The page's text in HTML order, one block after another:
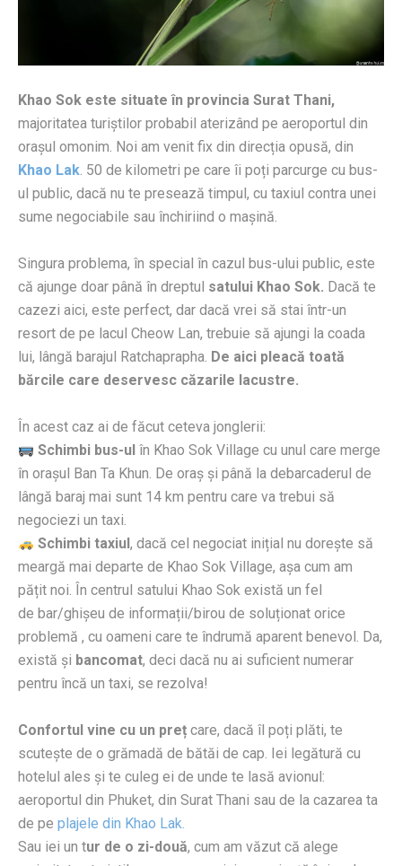
Khao Sok este situate în provincia Surat Thani,
majoritatea turiștilor probabil aterizând pe aeroportul din
orașul omonim. Noi am venit fix din direcția opusă, din
Khao Lak. 50 de kilometri pe care îi poți parcurge cu bus-
ul public, dacă nu te presează timpul, cu taxiul contra unei
sume negociabile sau închiriind o mașină.
Singura problema, în special în cazul bus-ului public, este
că ajunge doar până în dreptul satului Khao Sok. Dacă te
cazezi aici, este perfect, dar dacă vrei să stai într-un
resort de pe lacul Cheow Lan, trebuie să ajungi la coada
lui, lângă barajul Ratchaprapha. De aici pleacă toată
bărcile care deservesc căzarile lacustre.
În acest caz ai de făcut ceteva jonglerii:
Schimbi bus-ul în Khao Sok Village cu unul care merge
în orașul Ban Ta Khun. De oraș și până la debarcaderul de
lângă baraj mai sunt 14 km pentru care va trebui să
negociezi un taxi.
Schimbi taxiul, dacă cel negociat inițial nu dorește să
meargă mai departe de Khao Sok Village, așa cum am
pățit noi. În centrul satului Khao Sok există un fel
de bar/ghișeu de informații/birou de soluționat orice
problemă , cu oameni care te îndrumă aparent benevol. Da,
există și bancomat, deci dacă nu ai suficient numerar
pentru încă un taxi, se rezolva!
Confortul vine cu un preț care, dacă îl poți plăti, te
scutește de o grămadă de bătăi de cap. Iei legătură cu
hotelul ales și te culeg ei de unde te lasă avionul:
aeroportul din Phuket, din Surat Thani sau de la cazarea ta
de pe plajele din Khao Lak.
Sau iei un tur de o zi-două, cum am văzut că alege